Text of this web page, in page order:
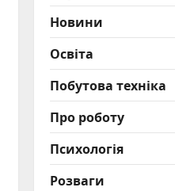
Новини
Освіта
Побутова техніка
Про роботу
Психологія
Розваги